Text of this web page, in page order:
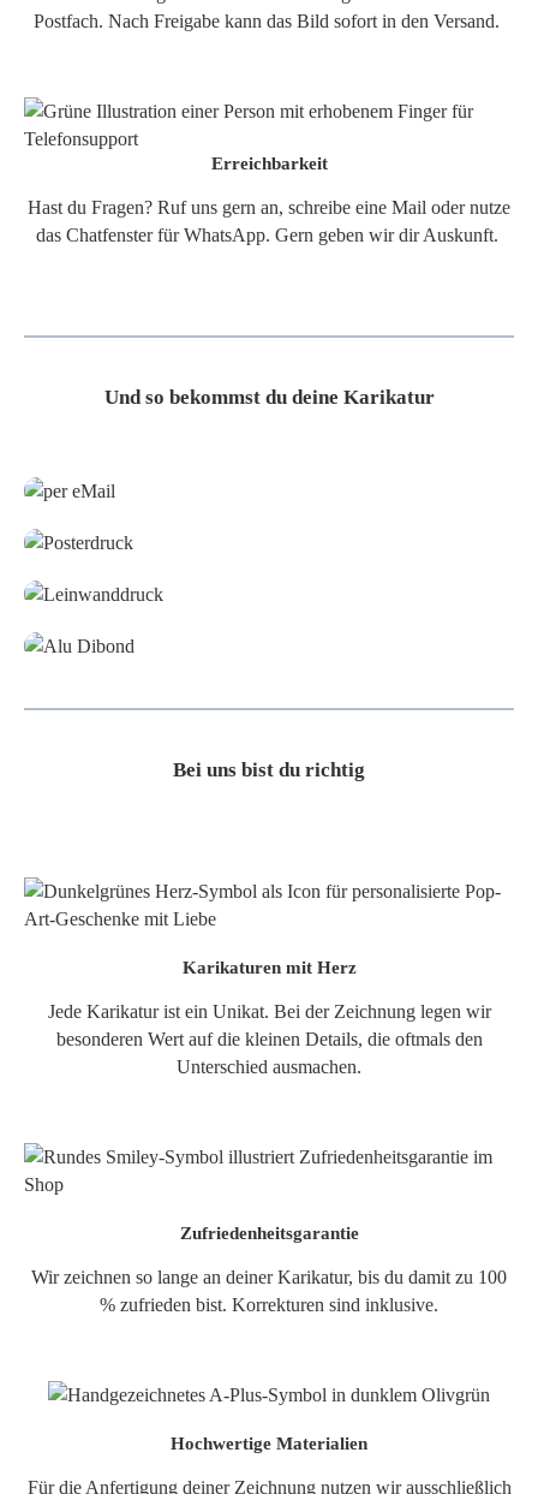
Postfach. Nach Freigabe kann das Bild sofort in den Versand.
Erreichbarkeit
Hast du Fragen? Ruf uns gern an, schreibe eine Mail oder nutze
das Chatfenster für WhatsApp. Gern geben wir dir Auskunft.
Und so bekommst du deine Karikatur
Bei uns bist du richtig
Karikaturen mit Herz
Jede Karikatur ist ein Unikat. Bei der Zeichnung legen wir
besonderen Wert auf die kleinen Details, die oftmals den
Unterschied ausmachen.
Zufriedenheitsgarantie
Wir zeichnen so lange an deiner Karikatur, bis du damit zu 100
% zufrieden bist. Korrekturen sind inklusive.
Hochwertige Materialien
Für die Anfertigung deiner Zeichnung nutzen wir ausschließlich